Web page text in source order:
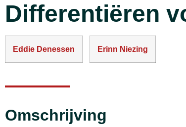
Differentiëren
Eddie Denessen Erinn Niezing
Omschrijving